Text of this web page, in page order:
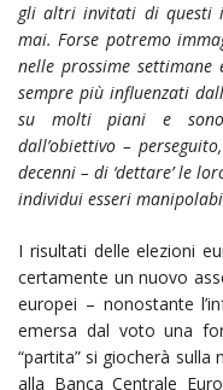
gli altri invitati di questi
mai. Forse potremo
nelle prossime settimane
sempre più influenzati
su molti piani e sono
dall’obiettivo –
decenni – di ‘dettare’ le
individui esseri
I risultati delle elezioni
certamente un nuovo
europei – nonostante
emersa dal voto una
“partita” si giocherà
alla Banca Centrale